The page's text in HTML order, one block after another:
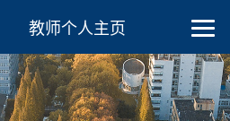
教师个人主页